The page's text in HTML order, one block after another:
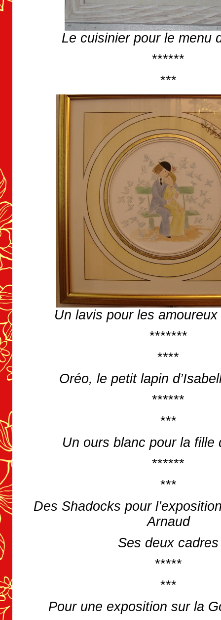
Le cuisinier pour le menu
******
***
Un lavis pour les
*******
****
Oréo, le petit lapin
******
***
Un ours blanc pour la fille
******
***
Des Shadocks pour
Arnaud
Ses deux cadres
*****
***
Pour une exposition sur la